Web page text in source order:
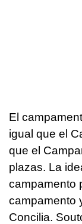
El
igual que el
que el
plazas. La
campamento
campamento
Concilia.